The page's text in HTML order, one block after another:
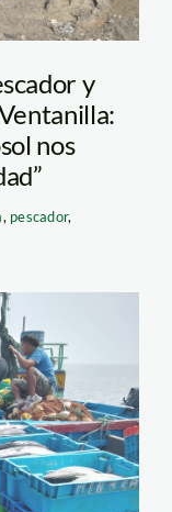
y
nos
, pescador,